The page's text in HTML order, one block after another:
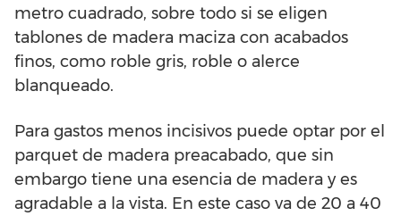
metro cuadrado, sobre todo si se eligen
tablones de madera maciza con acabados
finos, como roble gris, roble o alerce
blanqueado.
Para gastos menos incisivos puede optar por el
parquet de madera preacabado, que sin
embargo tiene una esencia de madera y es
agradable a la vista. En este caso va de 20 a 40